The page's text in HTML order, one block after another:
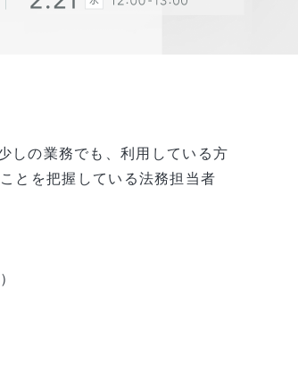
しの業務でも、利用している方
とを把握している法務担当者